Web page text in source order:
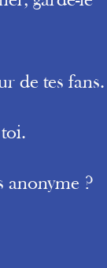
de tes fans.
anonyme ?